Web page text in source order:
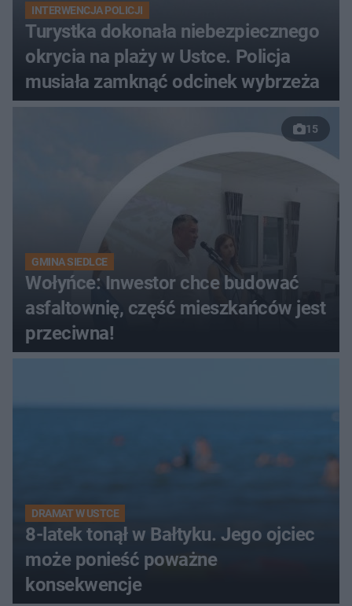
INTERWENCJA POLICJI
Turystka dokonała niebezpiecznego
okrycia na plaży w Ustce. Policja
musiała zamknąć odcinek wybrzeża
15
GMINA SIEDLCE
Wołyńce: Inwestor chce budować
asfaltownię, część mieszkańców jest
przeciwna!
DRAMAT W USTCE
8-latek tonął w Bałtyku. Jego ojciec
może ponieść poważne
konsekwencje